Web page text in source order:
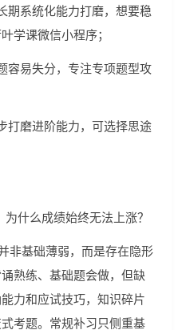
期系统化能力打磨，想要稳
学课微信小程序；
容易失分，专注专项题型攻
打磨进阶能力，可选择思途
什么成绩始终无法上涨？
非基础薄弱，而是存在隐形
熟练、基础题会做，但缺
力和应试技巧，知识碎片
考题。常规补习只侧重基